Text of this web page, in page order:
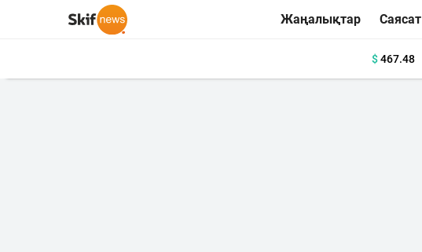
Жаңалықтар Саясат
$467.48